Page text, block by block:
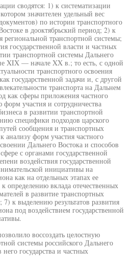
сводятся: 1) к систематизации
значителен удельный вес
по истории транспортного
в дооктябрьский период; 2) к
региональной транспортной системы;
государственной власти и частных
транспортной системы Дальнего
XIX — начале XX в.; то есть, с одной
транспортного освоения
государственной задачи и, с другой
транспорта на Дальнем
как сферы приложения частного
участия и сотрудничества
в развитии транспортной
специфики подходов царского
сообщения и транспортных
анализу форм участия частного
Дальнего Востока и способов
с органами государственной
воздействия государственной
инициативы на
как на отдельных этапах ее
определению вклада отечественных
в развитие транспортных
к выделению результатов развития
под воздействием государственной
воссоздать целостную
системы российского Дальнего
государства и частных